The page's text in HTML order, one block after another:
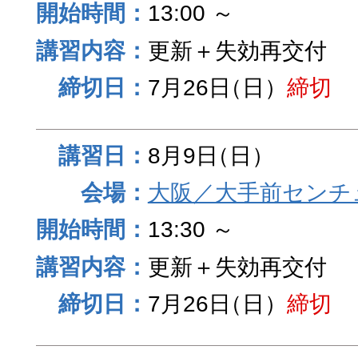
13:00 ～
更新＋失効再交付
7月26日（日） 締切
8月9日（日）
大阪／大手前セン
13:30 ～
更新＋失効再交付
7月26日（日） 締切